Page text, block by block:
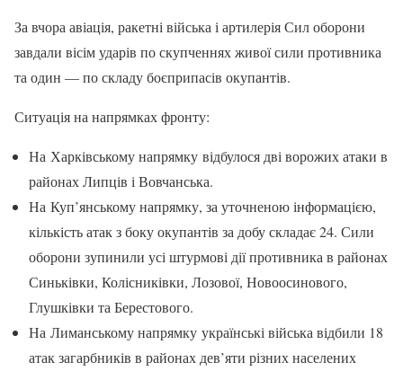
За вчора авіація, ракетні війська і артилерія Сил оборони
завдали вісім ударів по скупченнях живої сили противника
та один — по складу боєприпасів окупантів.
Ситуація на напрямках фронту:
На Харківському напрямку відбулося дві ворожих атаки в
районах Липців і Вовчанська.
На Куп’янському напрямку, за уточненою інформацією,
кількість атак з боку окупантів за добу складає 24. Сили
оборони зупинили усі штурмові дії противника в районах
Синьківки, Колісниківки, Лозової, Новоосинового,
Глушківки та Берестового.
На Лиманському напрямку українські війська відбили 18
атак загарбників в районах дев’яти різних населених